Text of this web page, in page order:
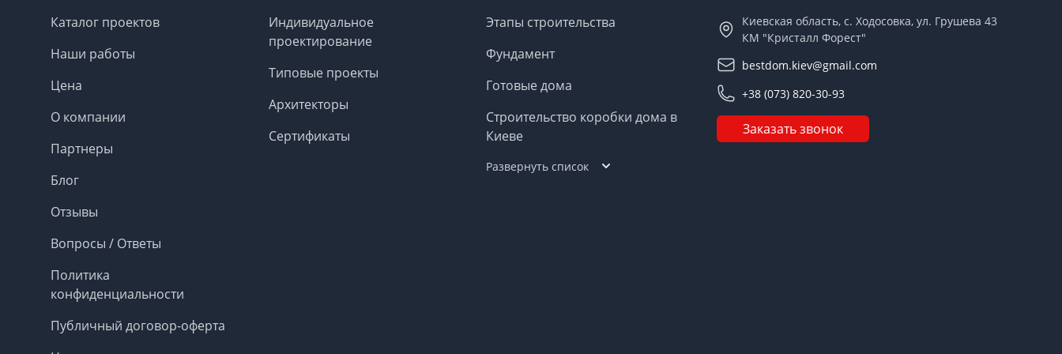
Каталог проектов
Наши работы
Цена
О компании
Партнеры
Блог
Отзывы
Вопросы / Ответы
Политика
конфиденциальности
Публичный договор-оферта
Индивидуальное
проектирование
Типовые проекты
Архитекторы
Сертификаты
Этапы строительства
Фундамент
Готовые дома
Строительство коробки дома в
Киеве
Развернуть список
Киевская область, с. Ходосовка, ул. Грушева 43
КМ "Кристалл Форест"
bestdom.kiev@gmail.com
+38 (073) 820-30-93
Заказать звонок